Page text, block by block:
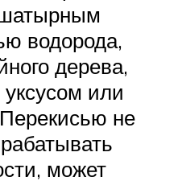
водорода,
дерева,
или
не
может